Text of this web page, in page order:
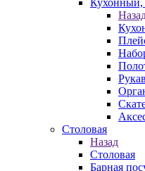
Столовая
Назад
Столовая
Барная